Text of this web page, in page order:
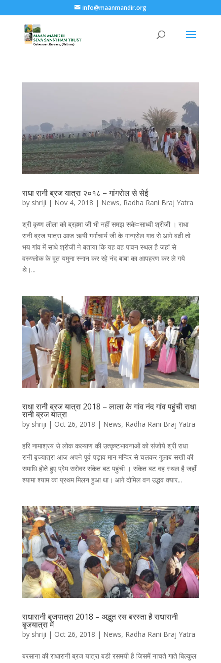
info@maanmandir.org
राधा रानी ब्रज यात्रा २०१८ – गांगरोल से सेई
by shriji | Nov 4, 2018 | News, Radha Rani Braj Yatra
श्री कृष्ण लीला को ब्रह्म्मा जी भी नहीं समझ सके=साध्वी श्रीजी । राधा
रानी ब्रज यात्रा आज ऋषी गर्गाचार्य जी के गान्ग्रोल गाव से आगे बढी तो
भय गांव में साधे श्रीजी ने बताया कि यह वह पावन स्थल है जहां से
वरुण्लोक के दूत यमुना स्नान कर रहे नंद बाबा का आपहरण कर ले गये
थे।...
राधा रानी ब्रज यात्रा 2018 – लाला के गांव नंद गांव पहुंची राधा
रानी ब्रज यात्रा
by shriji | Oct 26, 2018 | News, Radha Rani Braj Yatra
हरि नामाश्रय से लोक कल्याण की उत्कृष्टभावनाओं को संजोये श्री राधा
रानी बृज्यात्रा आज अपने पूर्व पड़ाव मान मन्दिर से चलकर गुलाब सखी की
समाधि होते हुए प्रेम सरोवर संकेत बट पहुंची । संकेत बट वह स्थल है जहाँ
श्यामा श्याम का प्रथम मिलन हुआ था। आगे दोमिल वन उद्धव क्यार...
राधारानी बृजयात्रा 2018 – अद्भुत रस बरस्ता है राधारानी
बृजयात्रा में
by shriji | Oct 26, 2018 | News, Radha Rani Braj Yatra
बरसाना की राधारानी ब्रज यात्रा बडी रसमयी है जिसमें नाचते गाते बिल्कुल